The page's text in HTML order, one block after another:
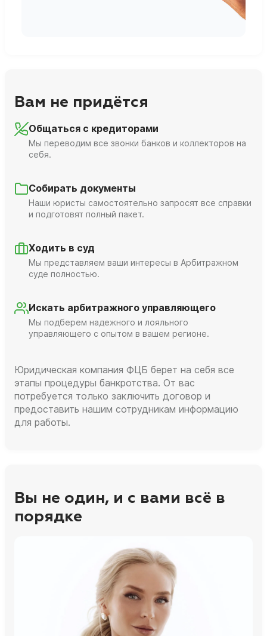
Вам не придётся
Общаться с кредиторами
Мы переводим все звонки банков и коллекторов на
себя.
Собирать документы
Наши юристы самостоятельно запросят все справки
и подготовят полный пакет.
Ходить в суд
Мы представляем ваши интересы в Арбитражном
суде полностью.
Искать арбитражного управляющего
Мы подберем надежного и лояльного
управляющего с опытом в вашем регионе.
Юридическая компания ФЦБ берет на себя все
этапы процедуры банкротства. От вас
потребуется только заключить договор и
предоставить нашим сотрудникам информацию
для работы.
Вы не один, и с вами всё в
порядке